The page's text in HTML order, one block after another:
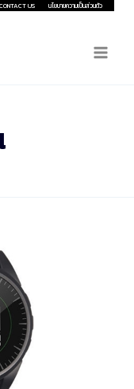
CONTACT US นโยบายความเป็นส่วนตัว